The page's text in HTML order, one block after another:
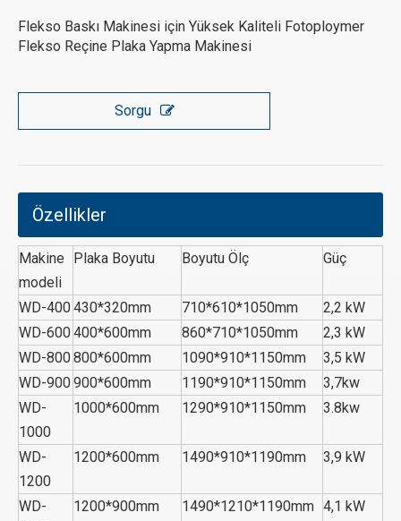
Flekso Baskı Makinesi için Yüksek Kaliteli Fotoploymer
Flekso Reçine Plaka Yapma Makinesi
Sorgu
Özellikler
Makine
modeli
Plaka Boyutu Boyutu Ölç Güç
WD-400430*320mm 710*610*1050mm
2,2 kW
WD-600400*600mm 860*710*1050mm
2,3 kW
WD-800800*600mm 1090*910*1150mm
3,5 kW
WD-900900*600mm 1190*910*1150mm
3,7kw
WD-
1000
1000*600mm 1290*910*1150mm 3.8kw
WD-
1200
1200*600mm 1490*910*1190mm 3,9 kW
WD-
1200*900mm 1490*1210*1190mm 4,1 kW